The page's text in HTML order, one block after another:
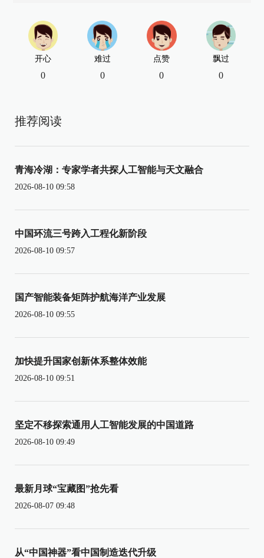
开心
0
难过
0
点赞
0
飘过
0
推荐阅读
青海冷湖：专家学者共探人工智能与天文融合
2026-08-10 09:58
中国环流三号跨入工程化新阶段
2026-08-10 09:57
国产智能装备矩阵护航海洋产业发展
2026-08-10 09:55
加快提升国家创新体系整体效能
2026-08-10 09:51
坚定不移探索通用人工智能发展的中国道路
2026-08-10 09:49
最新月球“宝藏图”抢先看
2026-08-07 09:48
从“中国神器”看中国制造迭代升级